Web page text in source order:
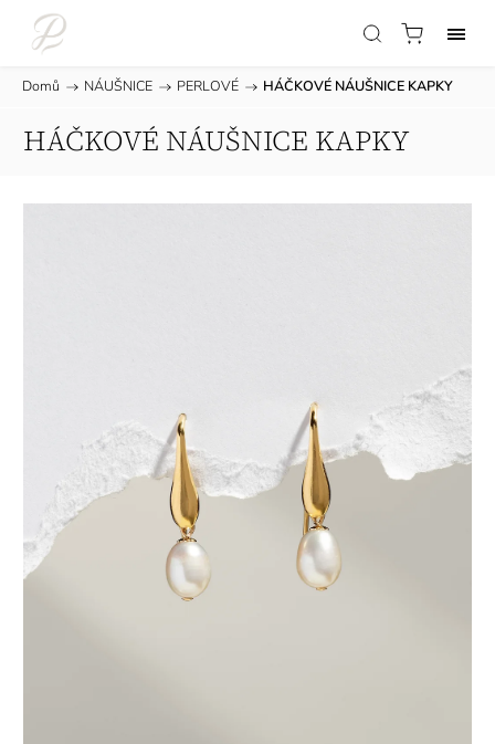
Domů / NÁUŠNICE / PERLOVÉ / HÁČKOVÉ NÁUŠNICE KAPKY
HÁČKOVÉ NÁUŠNICE KAPKY